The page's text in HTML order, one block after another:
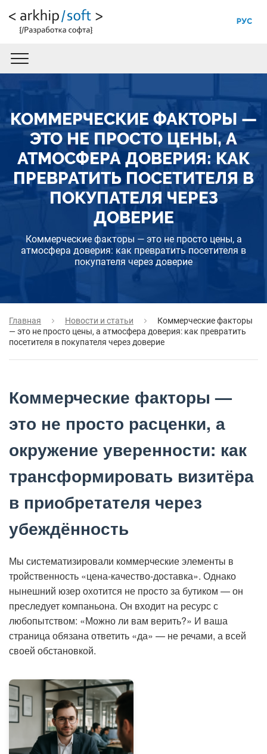
РУС
КОММЕРЧЕСКИЕ ФАКТОРЫ —
ЭТО НЕ ПРОСТО ЦЕНЫ, А
АТМОСФЕРА ДОВЕРИЯ: КАК
ПРЕВРАТИТЬ ПОСЕТИТЕЛЯ В
ПОКУПАТЕЛЯ ЧЕРЕЗ
ДОВЕРИЕ
Коммерческие факторы — это не просто цены, а
атмосфера доверия: как превратить посетителя в
покупателя через доверие
Главная Новости и статьи
Коммерческие факторы
— это не просто цены, а атмосфера доверия: как превратить
посетителя в покупателя через доверие
Коммерческие факторы —
это не просто расценки, а
окружение уверенности: как
трансформировать визитёра
в приобретателя через
убеждённость
Мы систематизировали коммерческие элементы в
тройственность «цена-качество-доставка». Однако
нынешний юзер охотится не просто за бутиком — он
преследует компаньона. Он входит на ресурс с
любопытством: «Можно ли вам верить?» И ваша
страница обязана ответить «да» — не речами, а всей
своей обстановкой.